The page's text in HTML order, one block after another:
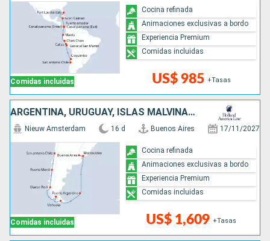
Comidas incluidas US$ 985 +Tasas
Cocina refinada
Animaciones exclusivas a bordo
Experiencia Premium
Comidas incluidas
ARGENTINA, URUGUAY, ISLAS MALVINAS, CHILE
Comidas incluidas
Nieuw Amsterdam 16 d Buenos Aires 17/11/2027
US$ 1,609 +Tasas
Cocina refinada
Animaciones exclusivas a bordo
Experiencia Premium
Comidas incluidas